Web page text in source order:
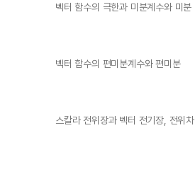
벡터 함수의 극한과 미분계수와 미분
벡터 함수의 편미분계수와 편미분
스칼라 전위장과 벡터 전기장, 전위차